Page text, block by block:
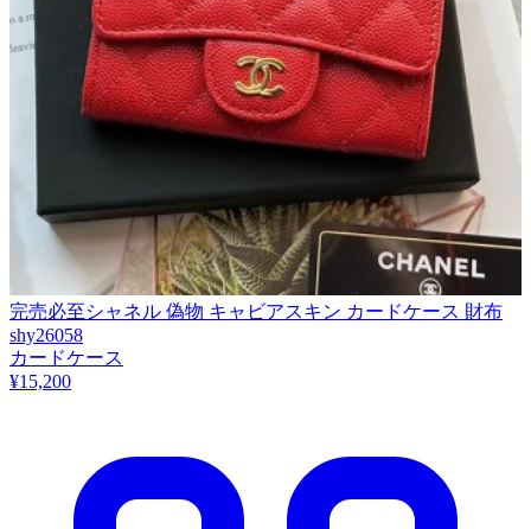
完売必至シャネル 偽物 キャビアスキン カードケース 財布
shy26058
カードケース
¥15,200